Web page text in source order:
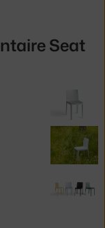
Seat